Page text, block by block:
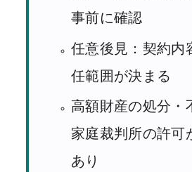
事前に確認
任意後見：契約内
任範囲が決まる
高額財産の処分・
家庭裁判所の許可
あり